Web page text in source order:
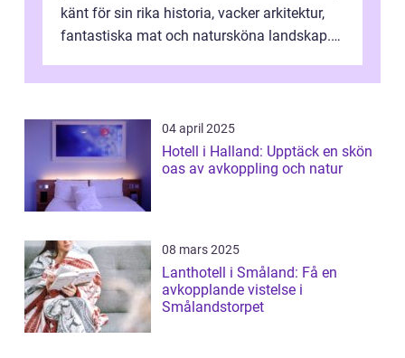
känt för sin rika historia, vacker arkitektur,
fantastiska mat och natursköna landskap.
04 april 2025
Hotell i Halland: Upptäck en skön
oas av avkoppling och natur
08 mars 2025
Lanthotell i Småland: Få en
avkopplande vistelse i
Smålandstorpet